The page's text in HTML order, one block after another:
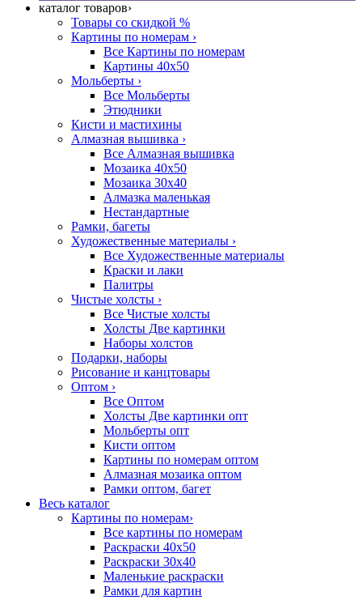
каталог товаров›
Товары со скидкой %
Картины по номерам ›
Все Картины по номерам
Картины 40x50
Мольберты ›
Все Мольберты
Этюдники
Кисти и мастихины
Алмазная вышивка ›
Все Алмазная вышивка
Мозаика 40x50
Мозаика 30x40
Алмазка маленькая
Нестандартные
Рамки, багеты
Художественные материалы ›
Все Художественные материалы
Краски и лаки
Палитры
Чистые холсты ›
Все Чистые холсты
Холсты Две картинки
Наборы холстов
Подарки, наборы
Рисование и канцтовары
Оптом ›
Все Оптом
Холсты Две картинки опт
Мольберты опт
Кисти оптом
Картины по номерам оптом
Алмазная мозаика оптом
Рамки оптом, багет
Весь каталог
Картины по номерам›
Все картины по номерам
Раскраски 40х50
Раскраски 30х40
Маленькие раскраски
Рамки для картин